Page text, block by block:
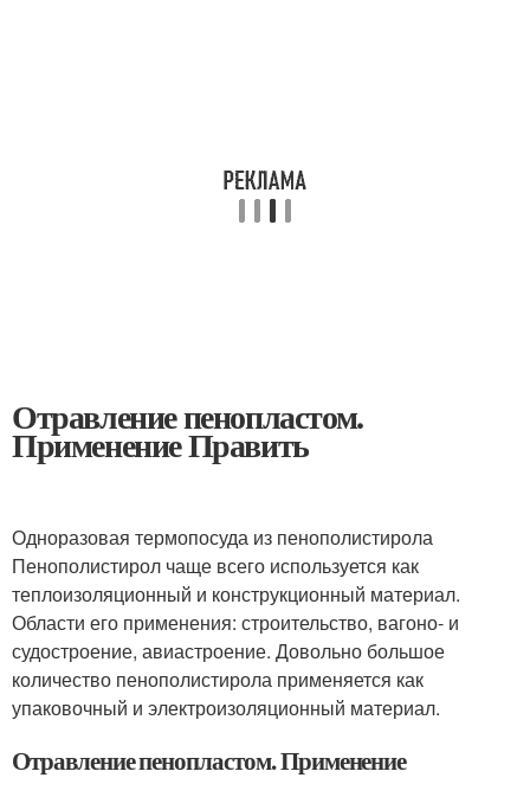
Отравление пенопластом.
Применение Править
Одноразовая термопосуда из пенополистирола
Пенополистирол чаще всего используется как
теплоизоляционный и конструкционный материал.
Области его применения: строительство, вагоно- и
судостроение, авиастроение. Довольно большое
количество пенополистирола применяется как
упаковочный и электроизоляционный материал.
Отравление пенопластом. Применение